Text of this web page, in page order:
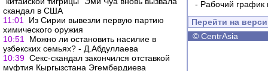
скандал в США
11:01
Из Сирии вывезли первую партию
химического оружия
10:51
Можно ли остановить насилие в
узбекских семьях? - Д.Абдуллаева
10:39 Секс-скандал закончился отставкой
муфтия Кыргызстана Эгембердиева
- Рабочий график
Перейти на
© CentrAsia